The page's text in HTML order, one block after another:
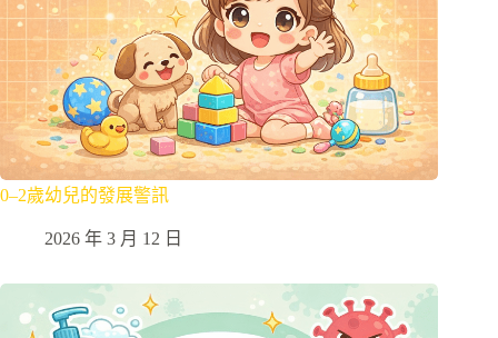
0–2歲幼兒的發展警訊
2026 年 3 月 12 日